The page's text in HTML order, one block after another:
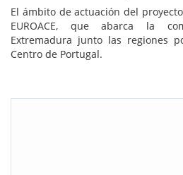
El ámbito de actuación del
EUROACE, que abarca la
Extremadura junto las regiones
Centro de Portugal.